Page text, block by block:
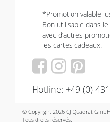
*Promotion valable
Bon utilisable dans
avec d’autres
les cartes cadeaux.
Hotline: +49 (0)
© Copyright 2026 CJ Quadrat GmbH.
Tous droits réservés.